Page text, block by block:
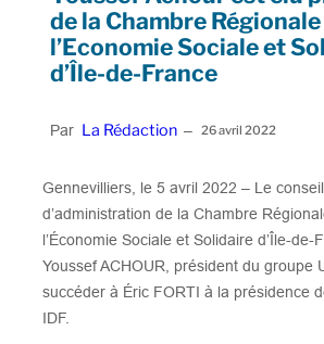
de la Chambre
l’Economie Sociale et
d’Île-de-France
Par La Rédaction – 26 avril 2022
Gennevilliers, le 5 avril 2022 – Le conseil
d’administration de la Chambre
l’Économie Sociale et Solidaire d’Île-de-
Youssef ACHOUR, président du groupe
succéder à Éric FORTI à la présidence
IDF.